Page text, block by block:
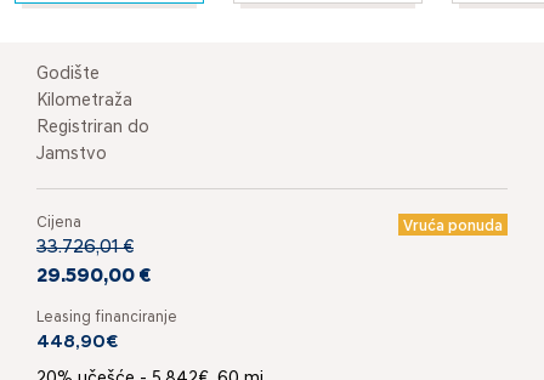
Godište
Kilometraža
Registriran do
Jamstvo
Cijena Vruća ponuda
33.726,01 €
29.590,00 €
Leasing financiranje
448,90€